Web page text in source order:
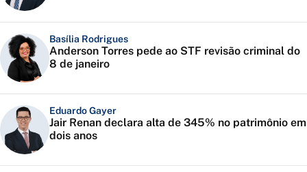
Basília Rodrigues
Anderson Torres pede ao STF revisão criminal do
8 de janeiro
Eduardo Gayer
Jair Renan declara alta de 345% no patrimônio em
dois anos